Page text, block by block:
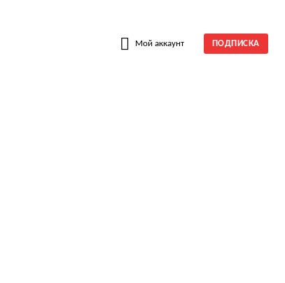
Мой аккаунт ПОДПИСКА